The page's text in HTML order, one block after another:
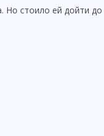
Но стоило ей дойти до